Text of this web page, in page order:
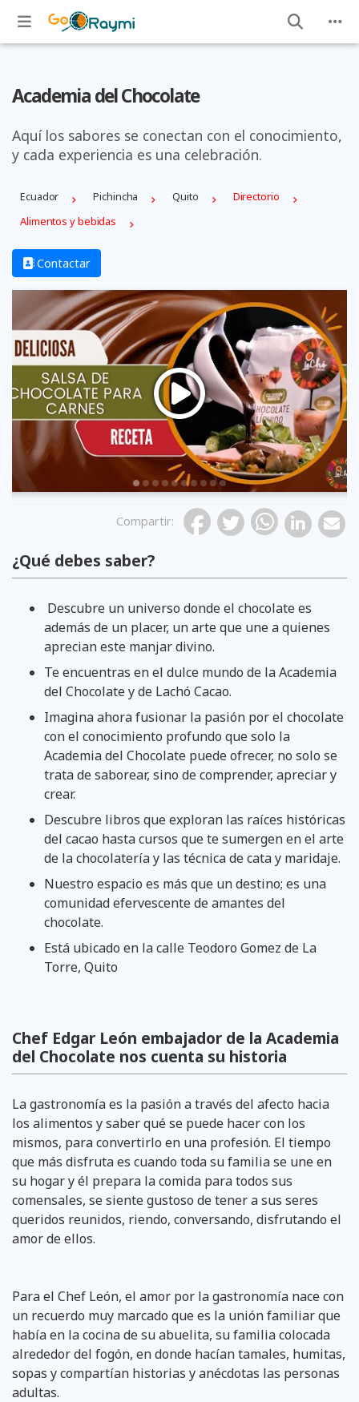
Academia del Chocolate
Aquí los sabores se conectan con el conocimiento,
y cada experiencia es una celebración.
Ecuador Pichincha Quito
Directorio
Alimentos y bebidas
Contactar
Previous
Compartir:
¿Qué debes saber?
Descubre un universo donde el chocolate es
además de un placer, un arte que une a quienes
aprecian este manjar divino.
Te encuentras en el dulce mundo de la Academia
del Chocolate y de Lachó Cacao.
Imagina ahora fusionar la pasión por el chocolate
con el conocimiento profundo que solo la
Academia del Chocolate puede ofrecer, no solo se
trata de saborear, sino de comprender, apreciar y
crear.
Descubre libros que exploran las raíces históricas
del cacao hasta cursos que te sumergen en el arte
de la chocolatería y las técnica de cata y maridaje.
Nuestro espacio es más que un destino; es una
comunidad efervescente de amantes del
chocolate.
Está ubicado en la calle Teodoro Gomez de La
Torre, Quito
Chef Edgar León embajador de la Academia
del Chocolate nos cuenta su historia
La gastronomía es la pasión a través del afecto hacia
los alimentos y saber qué se puede hacer con los
mismos, para convertirlo en una profesión. El tiempo
que más disfruta es cuando toda su familia se une en
su hogar y él prepara la comida para todos sus
comensales, se siente gustoso de tener a sus seres
queridos reunidos, riendo, conversando, disfrutando el
amor de ellos.
Para el Chef León, el amor por la gastronomía nace con
un recuerdo muy marcado que es la unión familiar que
había en la cocina de su abuelita, su familia colocada
alrededor del fogón, en donde hacían tamales, humitas,
sopas y compartían historias y anécdotas las personas
adultas.